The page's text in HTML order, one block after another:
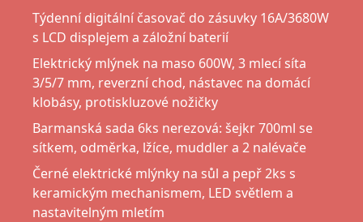
Týdenní digitální časovač do zásuvky 16A/3680W
s LCD displejem a záložní baterií
Elektrický mlýnek na maso 600W, 3 mlecí síta
3/5/7 mm, reverzní chod, nástavec na domácí
klobásy, protiskluzové nožičky
Barmanská sada 6ks nerezová: šejkr 700ml se
sítkem, odměrka, lžíce, muddler a 2 nalévače
Černé elektrické mlýnky na sůl a pepř 2ks s
keramickým mechanismem, LED světlem a
nastavitelným mletím